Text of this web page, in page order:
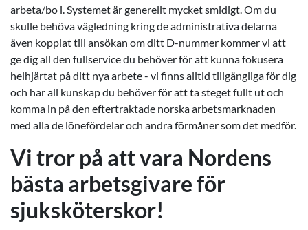
arbeta/bo i. Systemet är generellt mycket smidigt. Om du
skulle behöva vägledning kring de administrativa delarna
även kopplat till ansökan om ditt D-nummer kommer vi att
ge dig all den fullservice du behöver för att kunna fokusera
helhjärtat på ditt nya arbete - vi finns alltid tillgängliga för dig
och har all kunskap du behöver för att ta steget fullt ut och
komma in på den eftertraktade norska arbetsmarknaden
med alla de lönefördelar och andra förmåner som det medför.
Vi tror på att vara Nordens
bästa arbetsgivare för
sjuksköterskor!